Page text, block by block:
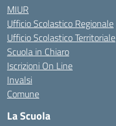
MIUR
Ufficio Scolastico Regionale
Ufficio Scolastico Territoriale
Scuola in Chiaro
Iscrizioni On Line
Invalsi
Comune
La Scuola